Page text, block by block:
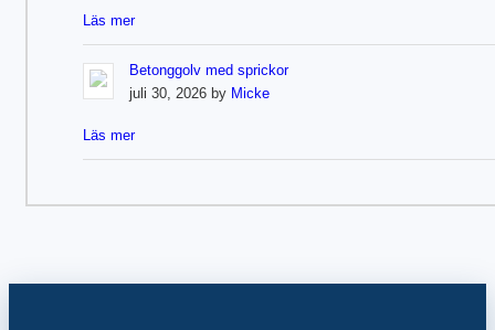
Läs mer
Betonggolv med sprickor
juli 30, 2026 by Micke
Läs mer